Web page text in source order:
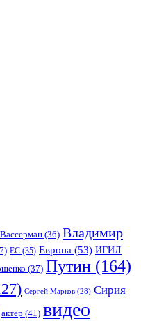
Вассерман (36) Владимир
ЕС (35) Европа (53) ИГИЛ
(37) Путин (164)
Сергей Марков (28) Сирия
актер (41) видео